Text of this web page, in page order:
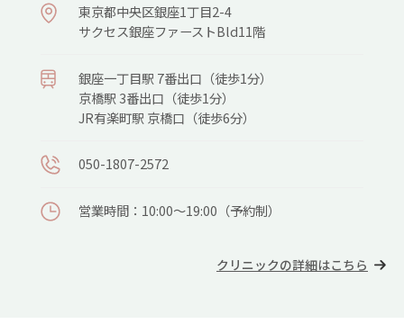
東京都中央区銀座1丁目2-4
サクセス銀座ファーストBld11階
銀座⼀丁⽬駅 7番出⼝（徒歩1分）
京橋駅 3番出⼝（徒歩1分）
JR有楽町駅 京橋⼝（徒歩6分）
050-1807-2572
営業時間：10:00～19:00（予約制）
クリニックの詳細はこちら